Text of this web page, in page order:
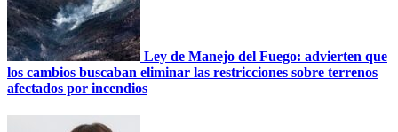
Ley de Manejo del Fuego: advierten que
los cambios buscaban eliminar las restricciones sobre terrenos
afectados por incendios